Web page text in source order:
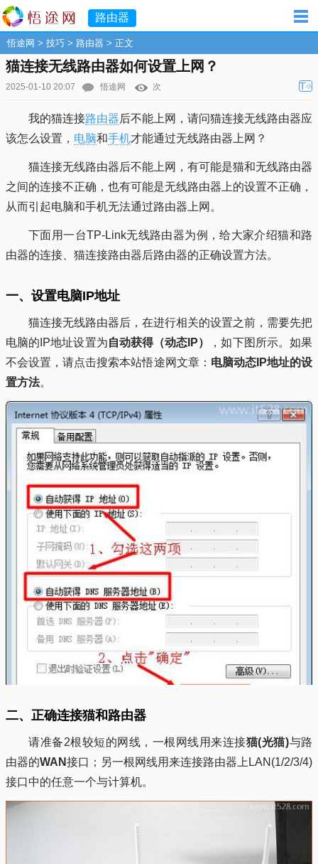
路由器
悟途网 > 技巧 > 路由器 > 正文
猫连接无线路由器如何设置上网？
2025-01-10 20:07 悟途网 次 T小
我的猫连接路由器后不能上网，请问猫连接无线路由器应
该怎么设置， 电脑和手机才能通过无线路由器上网？
猫连接无线路由器后不能上网，有可能是猫和无线路由器
之间的连接不正确，也有可能是无线路由器上的设置不正确，
从而引起电脑和手机无法通过路由器上网。
下面用一台TP-Link无线路由器为例，给大家介绍猫和路
由器的连接、猫连接路由器后路由器的正确设置方法。
一、设置电脑IP地址
猫连接无线路由器后，在进行相关的设置之前，需要先把
电脑的IP地址设置为自动获得（动态IP）
，如下图所示。如果
不会设置，请点击搜索本站悟途网文章： 电脑动态IP地址的设
置方法。
二、正确连接猫和路由器
请准备2根较短的网线，一根网线用来连接猫(光猫)与路
由器的WAN接口；另一根网线用来连接路由器上LAN(1/2/3/4)
接口中的任意一个与计算机。